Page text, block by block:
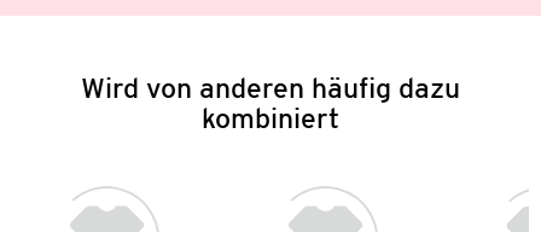
Wird von anderen häufig dazu
kombiniert